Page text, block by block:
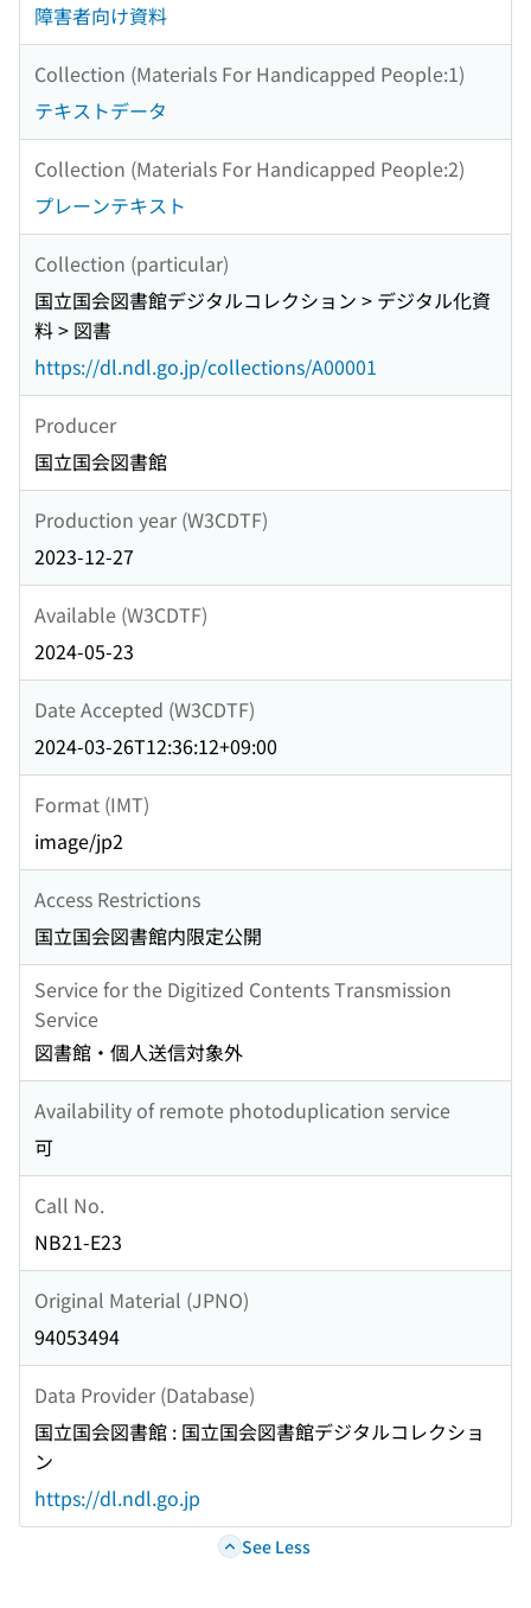
障害者向け資料
Collection (Materials For Handicapped People:1)
テキストデータ
Collection (Materials For Handicapped People:2)
プレーンテキスト
Collection (particular)
国立国会図書館デジタルコレクション > デジタル化資
料 > 図書
https://dl.ndl.go.jp/collections/A00001
Producer
国立国会図書館
Production year (W3CDTF)
2023-12-27
Available (W3CDTF)
2024-05-23
Date Accepted (W3CDTF)
2024-03-26T12:36:12+09:00
Format (IMT)
image/jp2
Access Restrictions
国立国会図書館内限定公開
Service for the Digitized Contents Transmission
Service
図書館・個人送信対象外
Availability of remote photoduplication service
可
Call No.
NB21-E23
Original Material (JPNO)
94053494
Data Provider (Database)
国立国会図書館 : 国立国会図書館デジタルコレクショ
ン
https://dl.ndl.go.jp
See Less